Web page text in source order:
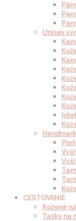
Unisex
CESTOVANIE
Kožené
Tašky na